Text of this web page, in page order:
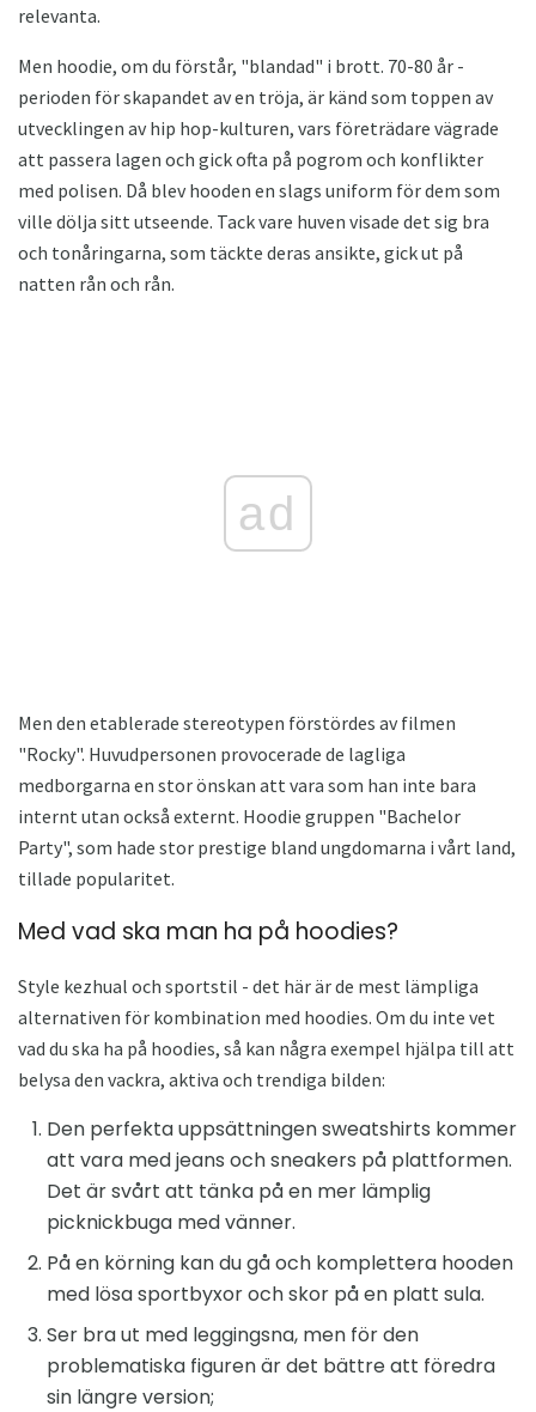
relevanta.
Men hoodie, om du förstår, "blandad" i brott. 70-80 år -
perioden för skapandet av en tröja, är känd som toppen av
utvecklingen av hip hop-kulturen, vars företrädare vägrade
att passera lagen och gick ofta på pogrom och konflikter
med polisen. Då blev hooden en slags uniform för dem som
ville dölja sitt utseende. Tack vare huven visade det sig bra
och tonåringarna, som täckte deras ansikte, gick ut på
natten rån och rån.
ad
Men den etablerade stereotypen förstördes av filmen
"Rocky". Huvudpersonen provocerade de lagliga
medborgarna en stor önskan att vara som han inte bara
internt utan också externt. Hoodie gruppen "Bachelor
Party", som hade stor prestige bland ungdomarna i vårt land,
tillade popularitet.
Med vad ska man ha på hoodies?
Style kezhual och sportstil - det här är de mest lämpliga
alternativen för kombination med hoodies. Om du inte vet
vad du ska ha på hoodies, så kan några exempel hjälpa till att
belysa den vackra, aktiva och trendiga bilden:
Den perfekta uppsättningen sweatshirts kommer
att vara med jeans och sneakers på plattformen.
Det är svårt att tänka på en mer lämplig
picknickbuga med vänner.
På en körning kan du gå och komplettera hooden
med lösa sportbyxor och skor på en platt sula.
Ser bra ut med leggingsna, men för den
problematiska figuren är det bättre att föredra
sin längre version;